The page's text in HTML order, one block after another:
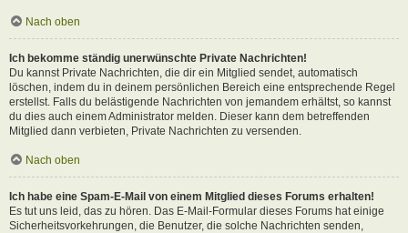
Nach oben
Ich bekomme ständig unerwünschte Private Nachrichten!
Du kannst Private Nachrichten, die dir ein Mitglied sendet, automatisch
löschen, indem du in deinem persönlichen Bereich eine entsprechende Regel
erstellst. Falls du belästigende Nachrichten von jemandem erhältst, so kannst
du dies auch einem Administrator melden. Dieser kann dem betreffenden
Mitglied dann verbieten, Private Nachrichten zu versenden.
Nach oben
Ich habe eine Spam-E-Mail von einem Mitglied dieses Forums erhalten!
Es tut uns leid, das zu hören. Das E-Mail-Formular dieses Forums hat einige
Sicherheitsvorkehrungen, die Benutzer, die solche Nachrichten senden,